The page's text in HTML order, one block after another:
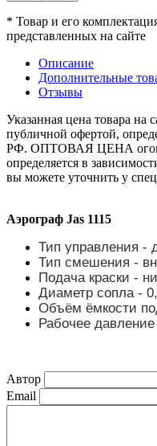
* Товар и его
представленных на сайте
Описание
Дополнительные
Отзывы
Указанная цена товара на
публичной офертой,
РФ. ОПТОВАЯ ЦЕНА
определяется в
вы можете уточнить у
Аэрограф Jas 1115
Тип управления -
Тип смешения -
Подача краски -
Диаметр сопла -
Объём ёмкости
Рабочее
Автор
Email